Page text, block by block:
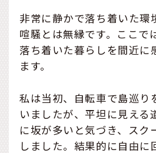
非常に静かで落ち着いた環
喧騒とは無縁です。ここで
落ち着いた暮らしを間近に
ます。
私は当初、自転車で島巡り
いましたが、平坦に見える
に坂が多いと気づき、スク
しました。結果的に自由に